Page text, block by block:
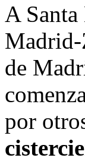
A
Madrid-
de
por